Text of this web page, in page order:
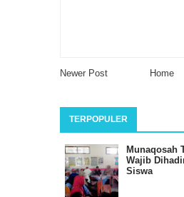
Newer Post Home
TERPOPULER
Munaqosah
Wajib
Siswa